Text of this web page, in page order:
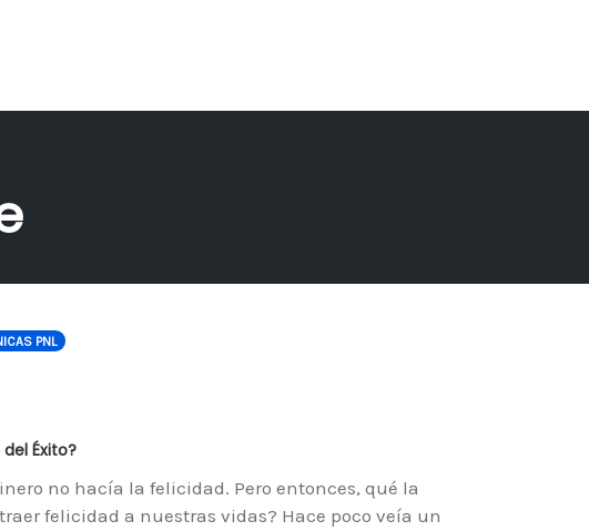
PNL
Éxito?
no hacía la felicidad. Pero entonces, qué la
felicidad a nuestras vidas? Hace poco veía un